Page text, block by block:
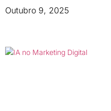
Outubro 9, 2025